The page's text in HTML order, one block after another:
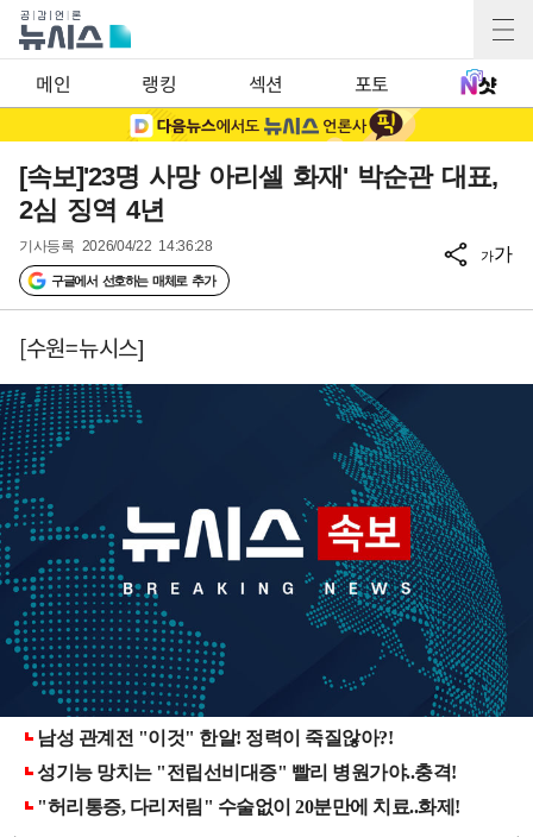
메인 랭킹 섹션 포토
[속보]'23명 사망 아리셀 화재' 박순관 대표,
2심 징역 4년
기사등록 2026/04/22 14:36:28
구글에서 선호하는 매체로 추가
가가
[수원=뉴시스]